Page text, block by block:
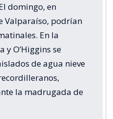
domingo, en
Valparaíso, podrían
En la
y O’Higgins se
de agua nieve
la madrugada de